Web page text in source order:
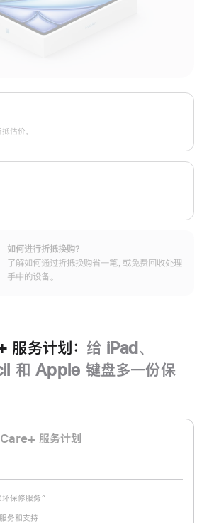
估价。
如何进行折抵换购？
了解如何通过折抵换购省一笔，或免费回收处理
手中的设备。
务计划： 给 iPad、
和 Apple 键盘多一份保
服务计‍划
坏保修服务^
务和支持